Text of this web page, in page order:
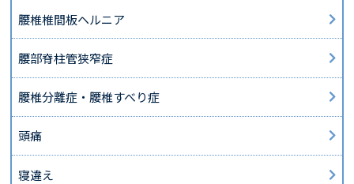
腰椎椎間板ヘルニア
腰部脊柱管狭窄症
腰椎分離症・腰椎すべり症
頭痛
寝違え